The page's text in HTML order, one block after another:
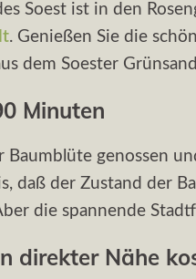
Soest ist in den
. Genießen Sie die
dem Soester
Minuten
Baumblüte genossen
daß der Zustand der
die spannende
direkter Nähe